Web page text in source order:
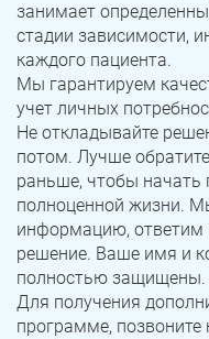
занимает
стадии зависимости,
каждого пациента.
Мы гарантируем
учет личных
Не откладывайте
потом. Лучше
раньше, чтобы начать
полноценной жизни.
информацию, ответим
решение. Ваше имя и
полностью защищены.
Для получения
программе,